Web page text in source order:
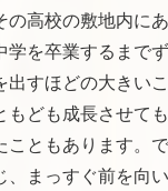
の高校の敷地内に
学を卒業するまで
出すほどの大きい
もども成長させて
こともあります。
、まっすぐ前を向